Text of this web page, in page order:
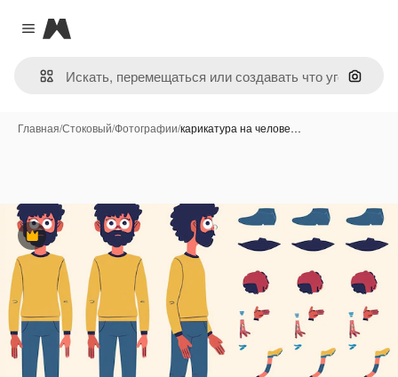
Close menu
Magnific
Поиск
Главная/Стоковый/Фотографии/карикатура на челове…
Премиум